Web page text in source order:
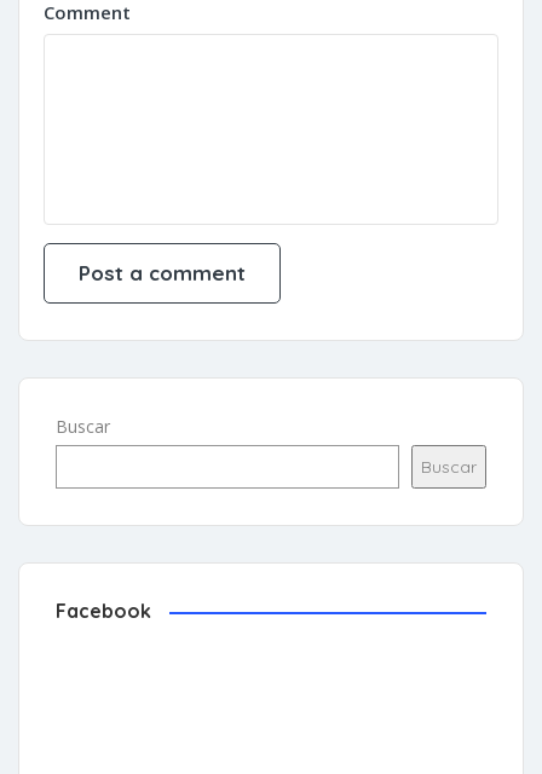
Comment
Buscar
Buscar
Facebook